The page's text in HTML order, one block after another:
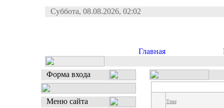
Суббота, 08.08.2026, 02:02
Главная
Форма входа
Меню сайта
Тема